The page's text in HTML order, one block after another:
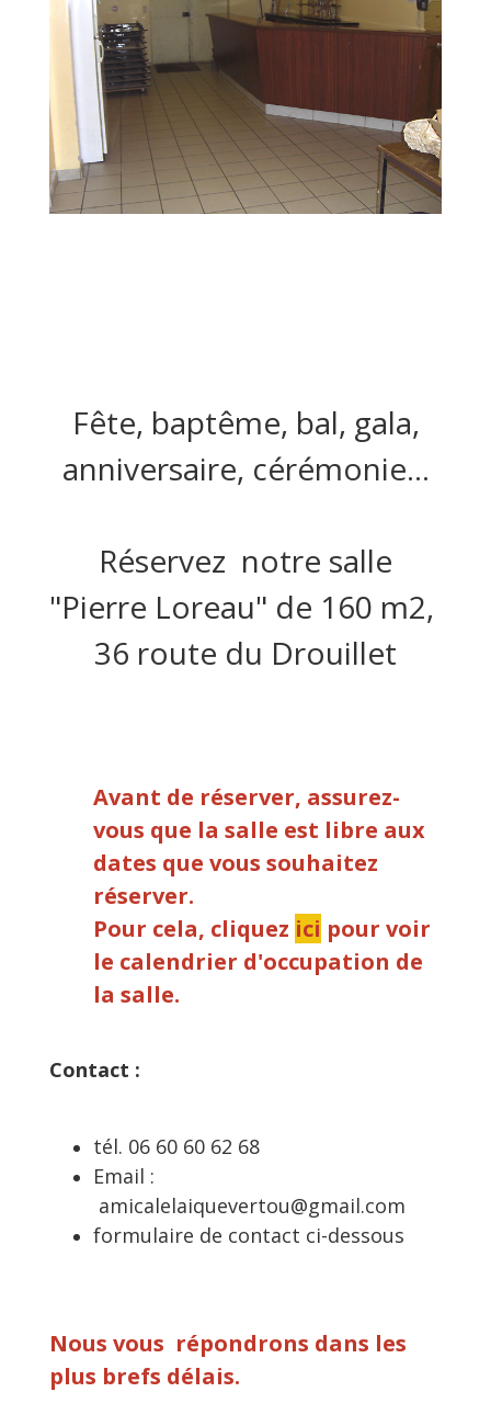
Fête, baptême, bal, gala,
anniversaire, cérémonie...
Réservez notre salle
"Pierre Loreau" de 160 m2,
36 route du Drouillet
Avant de réserver, assurez-
vous que la salle est libre aux
dates que vous souhaitez
réserver.
Pour cela, cliquez ici pour voir
le calendrier d'occupation de
la salle.
Contact :
tél. 06 60 60 62 68
Email :
amicalelaiquevertou@gmail.com
formulaire de contact ci-dessous
Nous vous répondrons dans les
plus brefs délais.